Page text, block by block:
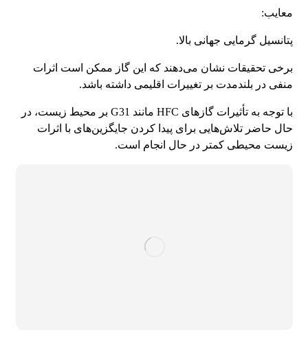
معایب:
پتانسیل گرمایی جهانی بالا.
برخی تحقیقات نشان می‌دهند که این گاز ممکن است اثرات
منفی در بلندمدت بر تغییرات اقلیمی داشته باشد.
با توجه به تأثیرات گازهای HFC مانند G31 بر محیط زیست، در
حال حاضر تلاش‌هایی برای پیدا کردن جایگزین‌های با اثرات
زیست‌ محیطی کمتر در حال انجام است.